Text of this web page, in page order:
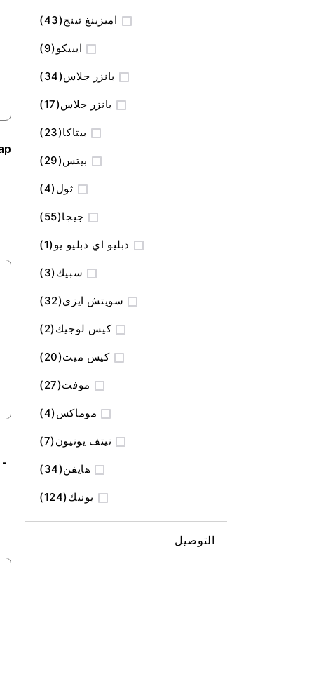
-
اميزينغ ثينج 43
المنتج
ايبيكو 9
المنتج
بانزر جلاس 34
المنتج
بانزر جلاس 17
المنتج
بيتاكا 23
المنتج
بيتس 29
المنتج
ثول 4
المنتج
جيجا 55
المنتج
دبليو اي دبليو يو 1
منتج
سبيك 3
المنتج
سويتش ايزي 32
المنتج
كيس لوجيك 2
المنتج
كيس ميت 20
المنتج
موفت 27
المنتج
موماكس 4
المنتج
نيتف يونيون 7
المنتج
هايفن 34
المنتج
يونيك 124
المنتج
التوصيل